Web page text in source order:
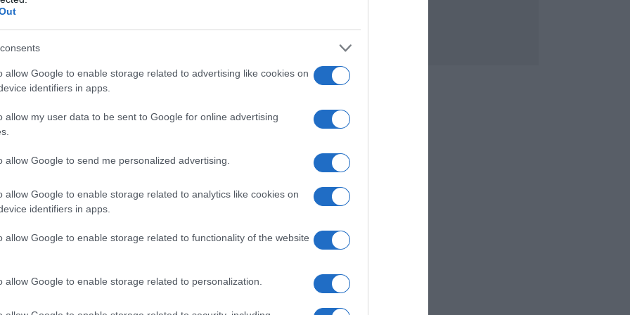
allow Google to enable storage related to advertising like cookies on
identifiers in apps.
allow my user data to be sent to Google for online advertising
allow Google to send me personalized advertising.
allow Google to enable storage related to analytics like cookies on
identifiers in apps.
allow Google to enable storage related to functionality of the website
allow Google to enable storage related to personalization.
Ταβερνιέ, Άαρονς, Σούταρ, Ρόθγουελ,
Ντανίλο.
Κόρτες, Μπάρον, Ντέσερς,
Ράις, Τζεντλς, Χιούτον.